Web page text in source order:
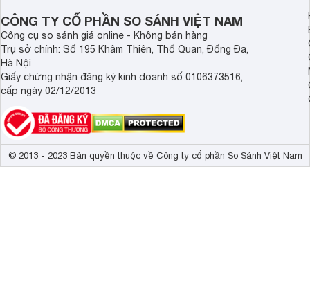
CÔNG TY CỔ PHẦN SO SÁNH VIỆT NAM
Công cụ so sánh giá online - Không bán hàng
Trụ sở chính: Số 195 Khâm Thiên, Thổ Quan, Đống Đa,
Hà Nội
Giấy chứng nhận đăng ký kinh doanh số 0106373516,
cấp ngày 02/12/2013
© 2013 - 2023 Bản quyền thuộc về Công ty cổ phần So Sánh Việt Nam